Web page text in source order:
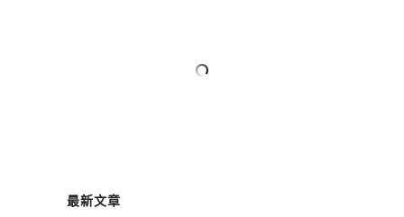
最新文章